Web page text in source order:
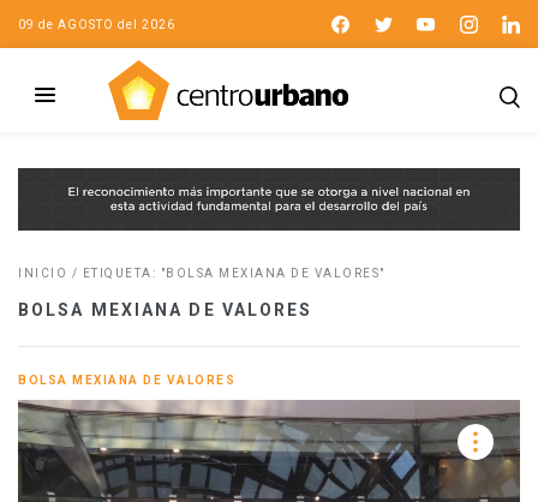
09 de AGOSTO del 2026
INICIO / ETIQUETA: "BOLSA MEXIANA DE VALORES"
BOLSA MEXIANA DE VALORES
BOLSA MEXIANA DE VALORES